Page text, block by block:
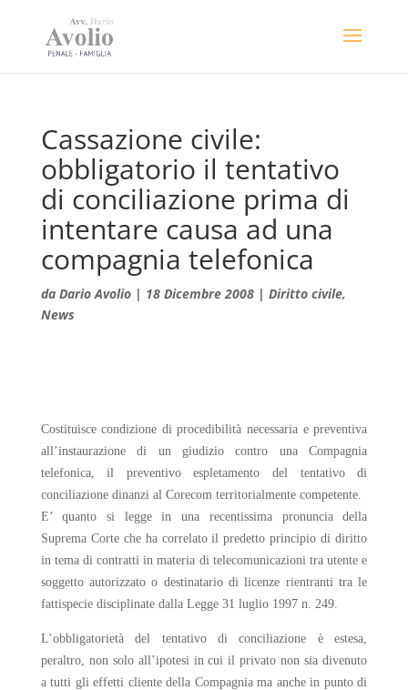
Cassazione civile:
obbligatorio il tentativo
di conciliazione prima di
intentare causa ad una
compagnia telefonica
da Dario Avolio| 18 Dicembre 2008| Diritto civile,
News
Costituisce condizione di procedibilità necessaria e preventiva
all’instaurazione di un giudizio contro una Compagnia
telefonica, il preventivo espletamento del tentativo di
conciliazione dinanzi al Corecom territorialmente competente.
E’ quanto si legge in una recentissima pronuncia della
Suprema Corte che ha correlato il predetto principio di diritto
in tema di contratti in materia di telecomunicazioni tra utente e
soggetto autorizzato o destinatario di licenze rientranti tra le
fattispecie disciplinate dalla Legge 31 luglio 1997 n. 249.
L’obbligatorietà del tentativo di conciliazione è estesa,
peraltro, non solo all’ipotesi in cui il privato non sia divenuto
a tutti gli effetti cliente della Compagnia ma anche in punto di